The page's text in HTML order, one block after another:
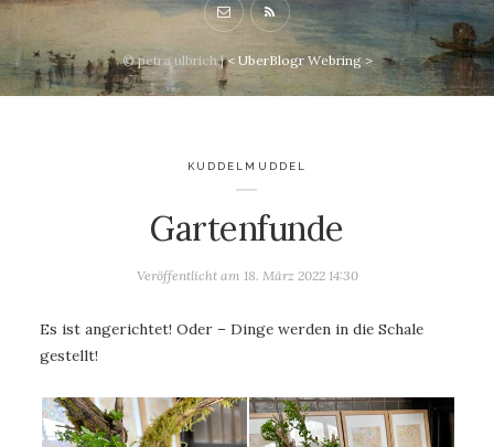
© petra ulbrich |< UberBlogr Webring >
KUDDELMUDDEL
Gartenfunde
Veröffentlicht am 18. März 2022 14:30
Es ist angerichtet! Oder – Dinge werden in die Schale
gestellt!